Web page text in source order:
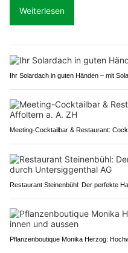
Weiterlesen
Ihr Solardach in guten Händen – mit
Meeting-Cocktailbar & Restaurant:
Restaurant Steinenbühl: Der perfekte
Pflanzenboutique Monika Herzog: